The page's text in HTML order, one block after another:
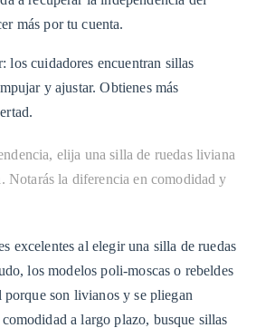
más por tu cuenta.
los cuidadores encuentran sillas
y ajustar. Obtienes más
elija una silla de ruedas liviana
Notarás la diferencia en comodidad y
excelentes al elegir una silla de ruedas
los modelos poli-moscas o rebeldes
son livianos y se pliegan
a largo plazo, busque sillas